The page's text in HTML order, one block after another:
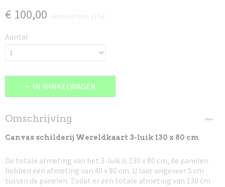
€ 100,00
Aantal
IN WINKELWAGEN
Omschrijving
Canvas schilderij Wereldkaart 3-luik 130 x 80 cm
De totale afmeting van het 3-luik is 130 x 80 cm, de panelen
hebben een afmeting van 40 x 80 cm. U laat ongeveer 5 cm
tussen de panelen. Zodat er een totale afmeting van 130 cm